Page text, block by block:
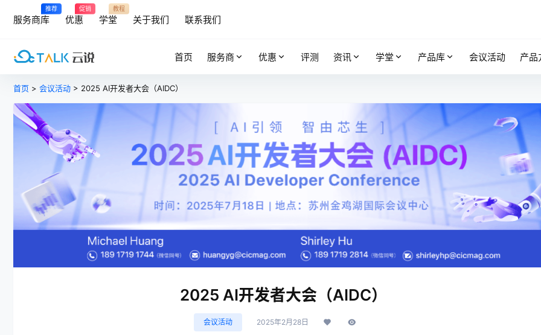
推荐
服务商库
促销
优惠
教程
学堂 关于我们 联系我们
首页 服务商 优惠 评测 资讯 学堂 产品库 会议活动 产品
首页 > 会议活动 > 2025 AI开发者大会（AIDC）
2025 AI开发者大会（AIDC）
会议活动 2025年2月28日